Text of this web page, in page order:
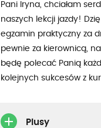
Pani Iryna, chciałam
naszych lekcji jazdy!
egzamin praktyczny za
pewnie za kierownicą,
będę polecać Panią
kolejnych sukcesów z
Plusy